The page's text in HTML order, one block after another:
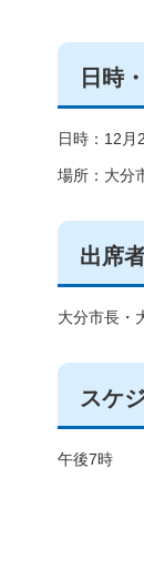
日時
日時：12月
場所：大分
出席
大分市長・
スケ
午後7時